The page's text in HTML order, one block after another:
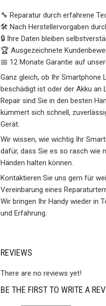
🔧 Reparatur durch erfahrene
🛠️ Nach Herstellervorgaben
🔒 Ihre Daten bleiben
🏆 Ausgezeichnete
📅 12 Monate Garantie auf
Ganz gleich, ob Ihr Smartphone
beschädigt ist oder der Akku an
Repair sind Sie in den besten
kümmert sich schnell,
Gerät.
Wir wissen, wie wichtig Ihr
dafür, dass Sie es so rasch wie
Händen halten können.
Kontaktieren Sie uns gern für
Vereinbarung eines
Wir bringen Ihr Handy wieder in
und Erfahrung.
REVIEWS
There are no reviews yet!
BE THE FIRST TO WRITE A